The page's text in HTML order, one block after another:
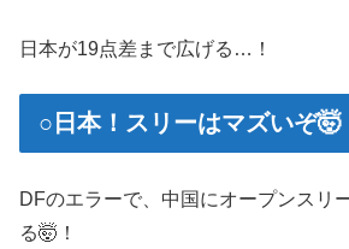
日本が19点差まで広げる…！
○日本！スリーはマズいぞ🤯
DFのエラーで、中国にオープンスリ
る🤯！